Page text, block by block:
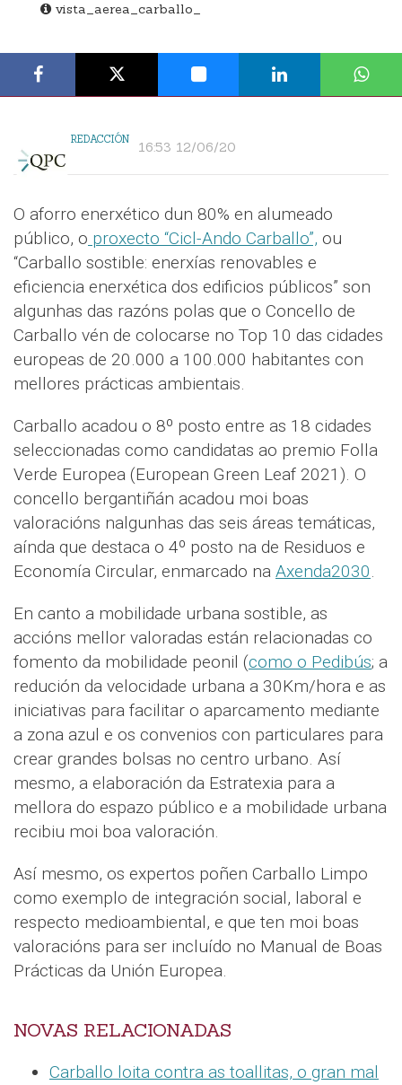
vista_aerea_carballo_
REDACCIÓN 16:53 12/06/20
O aforro enerxético dun 80% en alumeado
público, o proxecto “Cicl-Ando Carballo”, ou
“Carballo sostible: enerxías renovables e
eficiencia enerxética dos edificios públicos” son
algunhas das razóns polas que o Concello de
Carballo vén de colocarse no Top 10 das cidades
europeas de 20.000 a 100.000 habitantes con
mellores prácticas ambientais.
Carballo acadou o 8º posto entre as 18 cidades
seleccionadas como candidatas ao premio Folla
Verde Europea (European Green Leaf 2021). O
concello bergantiñán acadou moi boas
valoracións nalgunhas das seis áreas temáticas,
aínda que destaca o 4º posto na de Residuos e
Economía Circular, enmarcado na Axenda2030.
En canto a mobilidade urbana sostible, as
accións mellor valoradas están relacionadas co
fomento da mobilidade peonil (como o Pedibús; a
redución da velocidade urbana a 30Km/hora e as
iniciativas para facilitar o aparcamento mediante
a zona azul e os convenios con particulares para
crear grandes bolsas no centro urbano. Así
mesmo, a elaboración da Estratexia para a
mellora do espazo público e a mobilidade urbana
recibiu moi boa valoración.
Así mesmo, os expertos poñen Carballo Limpo
como exemplo de integración social, laboral e
respecto medioambiental, e que ten moi boas
valoracións para ser incluído no Manual de Boas
Prácticas da Unión Europea.
NOVAS RELACIONADAS
Carballo loita contra as toallitas, o gran mal